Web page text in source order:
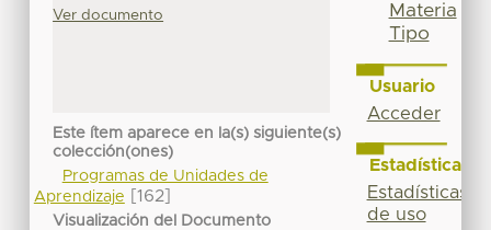
Ver documento
Este ítem aparece en la(s) siguiente(s)
colección(ones)
Programas de Unidades de
Aprendizaje
[162]
Visualización del Documento
Materia
Tipo
Usuario
Acceder
Estadísticas
Estadísticas
de uso